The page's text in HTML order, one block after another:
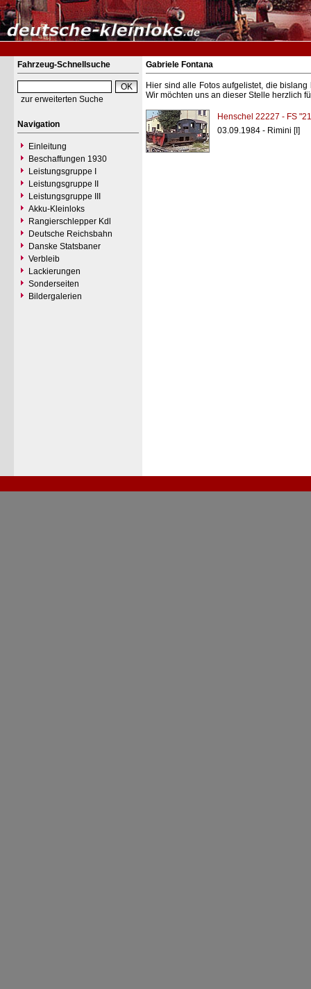
Fahrzeug-Schnellsuche
zur erweiterten Suche
Navigation
Einleitung
Beschaffungen 1930
Leistungsgruppe I
Leistungsgruppe II
Leistungsgruppe III
Akku-Kleinloks
Rangierschlepper Kdl
Deutsche Reichsbahn
Danske Statsbaner
Verbleib
Lackierungen
Sonderseiten
Bildergalerien
Gabriele Fontana
Hier sind alle Fotos aufgelistet, die
Wir möchten uns an dieser Stelle herzlich
Henschel 22227 - FS
03.09.1984 - Rimini [I]